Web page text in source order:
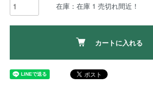
在庫：在庫 1 売切れ間近！
カートに入れる